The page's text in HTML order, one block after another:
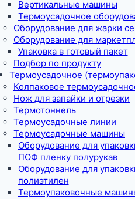
Вертикальные машины
Термоусадочное
Оборудование для жарки
Оборудование для
Упаковка в готовый пакет
Подбор по продукту
Термоусадочное
Колпаковое
Нож для запайки и отрезки
Термотоннель
Термоусадочные линии
Термоусадочные машины
Оборудование для
ПОФ пленку полурукав
Оборудование для
полиэтилен
Термоупаковочные